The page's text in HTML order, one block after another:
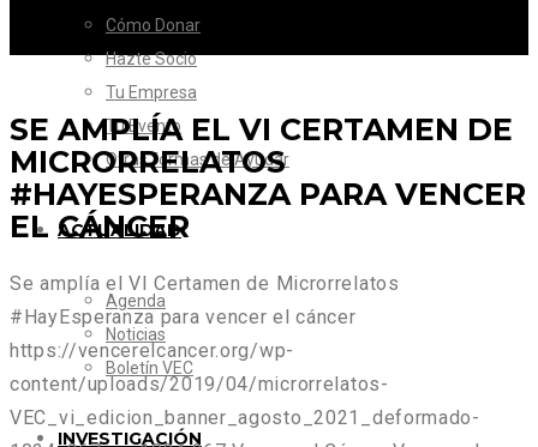
Cómo Donar
Hazte Socio
Tu Empresa
Tu Evento
Otras formas de Ayudar
ACTUALIDAD
Agenda
Noticias
Boletín VEC
INVESTIGACIÓN
SE AMPLÍA EL VI CERTAMEN DE
MICRORRELATOS
#HAYESPERANZA PARA VENCER
EL CÁNCER
Se amplía el VI Certamen de Microrrelatos
#HayEsperanza para vencer el cáncer
https://vencerelcancer.org/wp-
content/uploads/2019/04/microrrelatos-
VEC_vi_edicion_banner_agosto_2021_deformado-